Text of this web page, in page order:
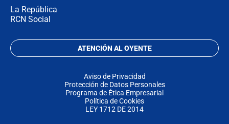
La República
RCN Social
ATENCIÓN AL OYENTE
Aviso de Privacidad
Protección de Datos Personales
Programa de Ética Empresarial
Política de Cookies
LEY 1712 DE 2014